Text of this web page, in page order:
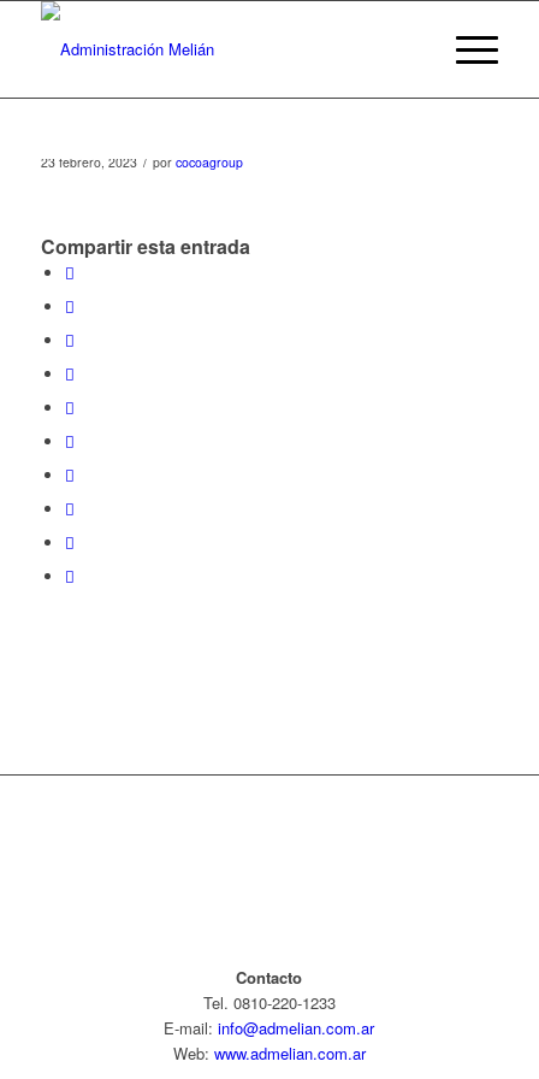
23 febrero, 2023 / por cocoagroup
Compartir esta entrada
Contacto
Tel. 0810-220-1233
E-mail:info@admelian.com.ar
Web: www.admelian.com.ar